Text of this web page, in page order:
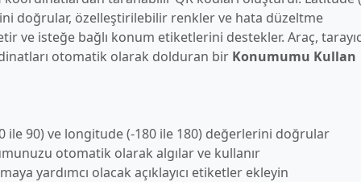
doğrular, özelleştirilebilir renkler ve hata düzeltme
ve isteğe bağlı konum etiketlerini destekler. Araç,
otomatik olarak dolduran bir Konumumu Kullan
ile 90) ve longitude (-180 ile 180) değerlerini doğrular
otomatik olarak algılar ve kullanır
yardımcı olacak açıklayıcı etiketler ekleyin